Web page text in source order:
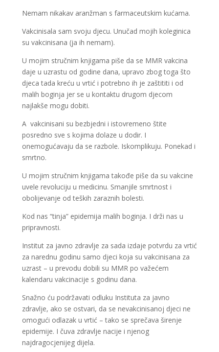
Nemam nikakav aranžman s farmaceutskim kućama.
Vakcinisala sam svoju djecu. Unučad mojih koleginica
su vakcinisana (ja ih nemam).
U mojim stručnim knjigama piše da se MMR vakcina
daje u uzrastu od godine dana, upravo zbog toga što
djeca tada kreću u vrtić i potrebno ih je zaštititi i od
malih boginja jer se u kontaktu drugom djecom
najlakše mogu dobiti.
A vakcinisani su bezbjedni i istovremeno štite
posredno sve s kojima dolaze u dodir. I
onemogućavaju da se razbole. Iskomplikuju. Ponekad i
smrtno.
U mojim stručnim knjigama takođe piše da su vakcine
uvele revoluciju u medicinu. Smanjile smrtnost i
obolijevanje od teških zaraznih bolesti.
Kod nas “tinja” epidemija malih boginja. I drži nas u
pripravnosti.
Institut za javno zdravlje za sada izdaje potvrdu za vrtić
za narednu godinu samo djeci koja su vakcinisana za
uzrast – u prevodu dobili su MMR po važećem
kalendaru vakcinacije s godinu dana.
Snažno ću podržavati odluku Instituta za javno
zdravlje, ako se ostvari, da se nevakcinisanoj djeci ne
omogući odlazak u vrtić – tako se sprečava širenje
epidemije. I čuva zdravlje nacije i njenog
najdragocjenijeg dijela.